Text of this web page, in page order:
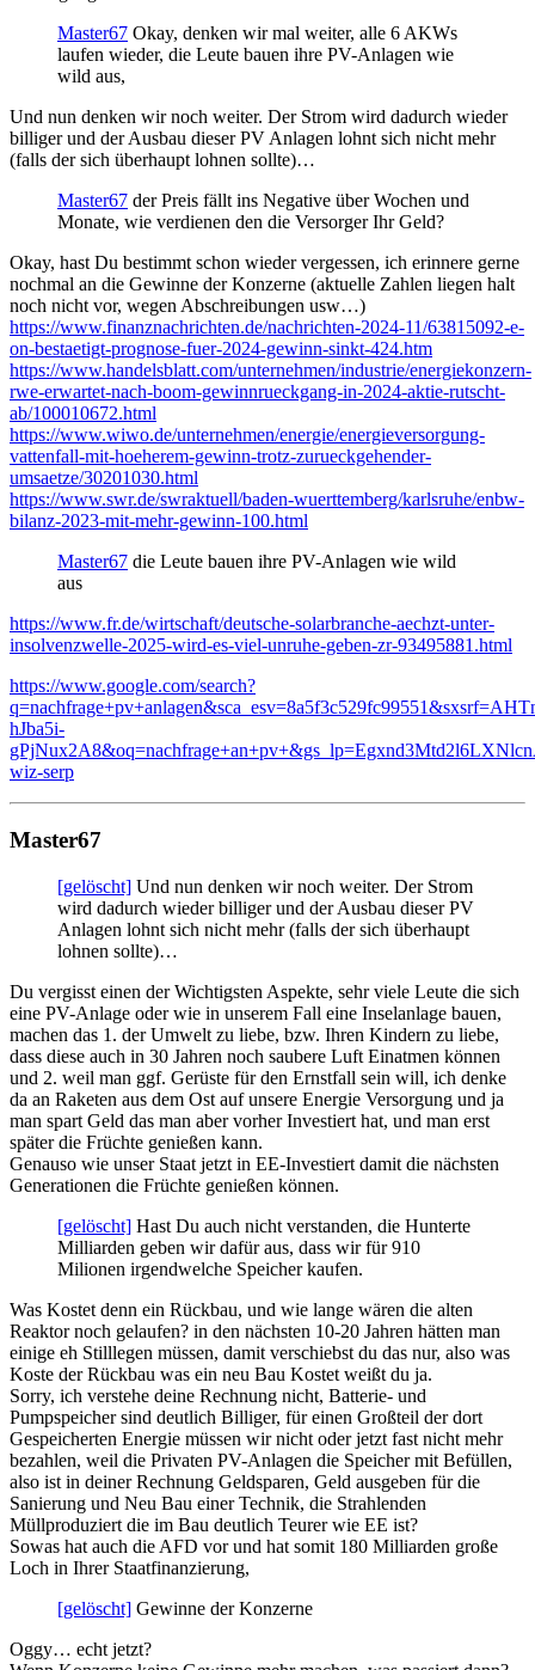
Master67 Okay, denken wir mal weiter, alle 6 AKWs
laufen wieder, die Leute bauen ihre PV-Anlagen wie
wild aus,
Und nun denken wir noch weiter. Der Strom wird dadurch wieder
billiger und der Ausbau dieser PV Anlagen lohnt sich nicht mehr
(falls der sich überhaupt lohnen sollte)…
Master67 der Preis fällt ins Negative über Wochen und
Monate, wie verdienen den die Versorger Ihr Geld?
Okay, hast Du bestimmt schon wieder vergessen, ich erinnere gerne
nochmal an die Gewinne der Konzerne (aktuelle Zahlen liegen halt
noch nicht vor, wegen Abschreibungen usw…)
https://www.finanznachrichten.de/nachrichten-2024-11/63815092-e-
on-bestaetigt-prognose-fuer-2024-gewinn-sinkt-424.htm
https://www.handelsblatt.com/unternehmen/industrie/energiekonzern-
rwe-erwartet-nach-boom-gewinnrueckgang-in-2024-aktie-rutscht-
ab/100010672.html
https://www.wiwo.de/unternehmen/energie/energieversorgung-
vattenfall-mit-hoeherem-gewinn-trotz-zurueckgehender-
umsaetze/30201030.html
https://www.swr.de/swraktuell/baden-wuerttemberg/karlsruhe/enbw-
bilanz-2023-mit-mehr-gewinn-100.html
Master67 die Leute bauen ihre PV-Anlagen wie wild
aus
https://www.fr.de/wirtschaft/deutsche-solarbranche-aechzt-unter-
insolvenzwelle-2025-wird-es-viel-unruhe-geben-zr-93495881.html
https://www.google.com/search?
hJba5i-
wiz-serp
Master67
[gelöscht] Und nun denken wir noch weiter. Der Strom
wird dadurch wieder billiger und der Ausbau dieser PV
Anlagen lohnt sich nicht mehr (falls der sich überhaupt
lohnen sollte)…
Du vergisst einen der Wichtigsten Aspekte, sehr viele Leute die sich
eine PV-Anlage oder wie in unserem Fall eine Inselanlage bauen,
machen das 1. der Umwelt zu liebe, bzw. Ihren Kindern zu liebe,
dass diese auch in 30 Jahren noch saubere Luft Einatmen können
und 2. weil man ggf. Gerüste für den Ernstfall sein will, ich denke
da an Raketen aus dem Ost auf unsere Energie Versorgung und ja
man spart Geld das man aber vorher Investiert hat, und man erst
später die Früchte genießen kann.
Genauso wie unser Staat jetzt in EE-Investiert damit die nächsten
Generationen die Früchte genießen können.
[gelöscht] Hast Du auch nicht verstanden, die Hunterte
Milliarden geben wir dafür aus, dass wir für 910
Milionen irgendwelche Speicher kaufen.
Was Kostet denn ein Rückbau, und wie lange wären die alten
Reaktor noch gelaufen? in den nächsten 10-20 Jahren hätten man
einige eh Stilllegen müssen, damit verschiebst du das nur, also was
Koste der Rückbau was ein neu Bau Kostet weißt du ja.
Sorry, ich verstehe deine Rechnung nicht, Batterie- und
Pumpspeicher sind deutlich Billiger, für einen Großteil der dort
Gespeicherten Energie müssen wir nicht oder jetzt fast nicht mehr
bezahlen, weil die Privaten PV-Anlagen die Speicher mit Befüllen,
also ist in deiner Rechnung Geldsparen, Geld ausgeben für die
Sanierung und Neu Bau einer Technik, die Strahlenden
Müllproduziert die im Bau deutlich Teurer wie EE ist?
Sowas hat auch die AFD vor und hat somit 180 Milliarden große
Loch in Ihrer Staatfinanzierung,
[gelöscht] Gewinne der Konzerne
Oggy… echt jetzt?